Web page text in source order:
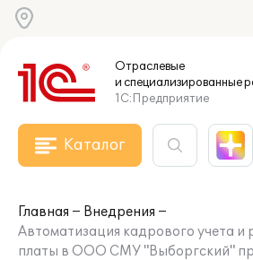
Отраслевые
и специализированные
1С:Предприятие
Каталог
Главная
Внедрения
Автоматизация кадрового учета и
платы в ООО СМУ "Выборгский"